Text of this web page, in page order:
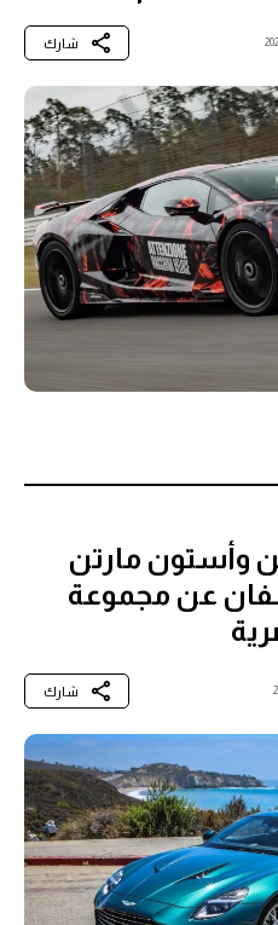
شارك
وأستون مارتن
عن مجموعة
شارك